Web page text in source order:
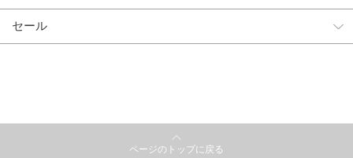
セール
ページのトップに戻る